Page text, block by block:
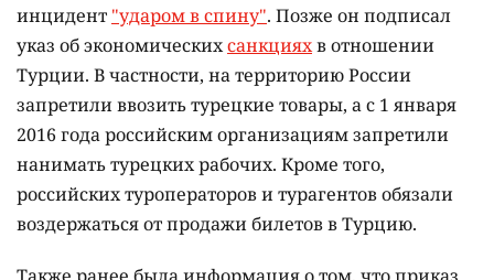
инцидент "ударом в спину". Позже он подписал
указ об экономическихсанкцияхв отношении
Турции. В частности, на территорию России
запретили ввозить турецкие товары, а с 1 января
2016 года российским организациям запретили
нанимать турецких рабочих. Кроме того,
российских туроператоров и турагентов обязали
воздержаться от продажи билетов в Турцию.